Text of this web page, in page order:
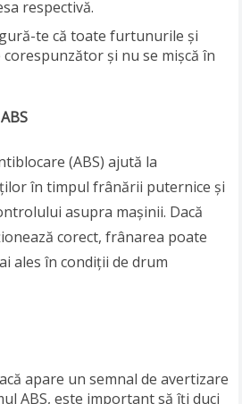
respectivă.
te că toate furtunurile și
și nu se mișcă în
(ABS) ajută la
în timpul frânării puternice și
asupra mașinii. Dacă
corect, frânarea poate
ales în condiții de drum
apare un semnal de avertizare
ABS, este important să îți duci